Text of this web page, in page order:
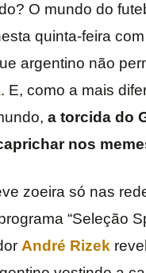
O mundo do
quinta-feira
argentino não
. E, como a mais
a torcida do
nos
zoeira só nas
“Seleção
André Rizek